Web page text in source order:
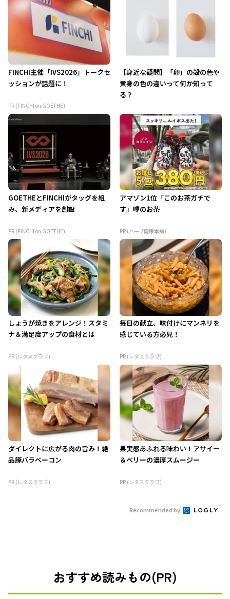
FINCHI主催「IVS2026」トークセ
ッションが話題に！
PR (FINCHI on GOETHE)
【身近な疑問】「卵」の殻の色や
黄身の色の違いって何か知って
る？
GOETHEとFINCHIがタッグを組
み、新メディアを創設
PR (FINCHI on GOETHE)
アマゾン1位「このお茶ガチで
す」噂のお茶
PR (ハーブ健康本舗)
しょうが焼きをアレンジ！スタミ
ナ＆満足度アップの食材とは
PR (レタスクラブ)
毎日の献立、味付けにマンネリを
感じている方必見！
PR (レタスクラブ)
ダイレクトに広がる肉の旨み！絶
品豚バラベーコン
PR (レタスクラブ)
果実感あふれる味わい！アサイー
＆ベリーの濃厚スムージー
PR (レタスクラブ)
Recommended by
おすすめ読みもの(PR)